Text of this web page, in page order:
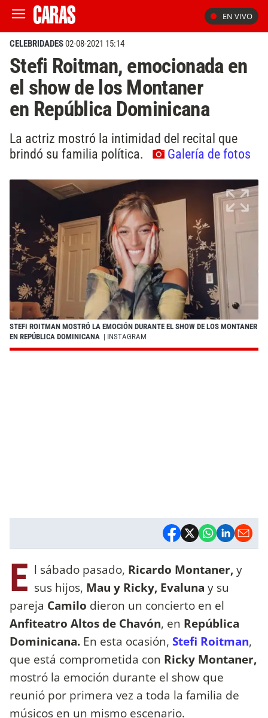
EN VIVO
CELEBRIDADES02-08-2021 15:14
Stefi Roitman, emocionada en
el show de los Montaner
en República Dominicana
La actriz mostró la intimidad del recital que
brindó su familia política.
Galería de fotos
STEFI ROITMAN MOSTRÓ LA EMOCIÓN DURANTE EL SHOW DE LOS MONTANER
EN REPÚBLICA DOMINICANA | INSTAGRAM
E l sábado pasado, Ricardo Montaner,y
sus hijos, Mau y Ricky, Evaluna y su
pareja Camilo dieron un concierto en el
Anfiteatro Altos de Chavón, en República
Dominicana. En esta ocasión, Stefi Roitman,
que está comprometida con Ricky Montaner,
mostró la emoción durante el show que
reunió por primera vez a toda la familia de
músicos en un mismo escenario.